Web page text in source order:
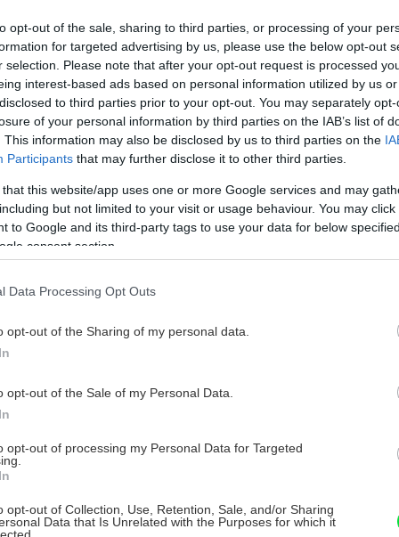
opt-out of the sale, sharing to third parties, or processing of your
for targeted advertising by us, please use the below opt-out
selection. Please note that after your opt-out request is processed
interest-based ads based on personal information utilized by us
to third parties prior to your opt-out. You may separately
of your personal information by third parties on the IAB’s list of
This information may also be disclosed by us to third parties on the
Participants that may further disclose it to other third parties.
that this website/app uses one or more Google services and may
but not limited to your visit or usage behaviour. You may
to Google and its third-party tags to use your data for below
consent section.
Data Processing Opt Outs
opt-out of the Sharing of my personal data.
opt-out of the Sale of my Personal Data.
opt-out of processing my Personal Data for Targeted
opt-out of Collection, Use, Retention, Sale, and/or Sharing
Data that Is Unrelated with the Purposes for which it
na internete, ktoré som si
a priestoru.